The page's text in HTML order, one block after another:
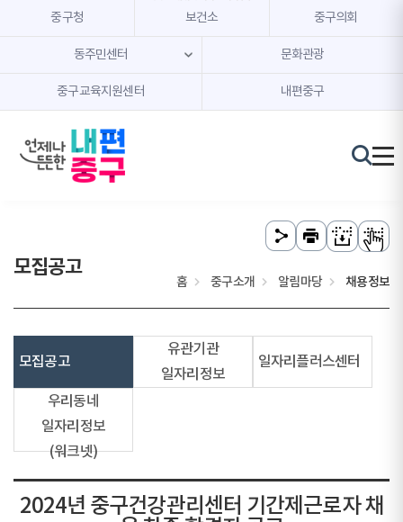
본문 내용 바로가기
주메뉴 바로가기
중구청 보건소 중구의회
동주민센터 문화관광
중구교육지원센터 내편중구
모집공고
홈 중구소개 알림마당 채용정보
모집공고
유관기관
일자리정보
일자리플러스센터
우리동네
일자리정보
(워크넷)
2024년 중구건강관리센터 기간제근로자 채